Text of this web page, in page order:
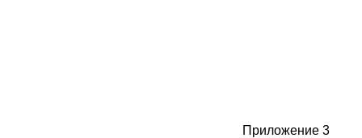
Приложение 3